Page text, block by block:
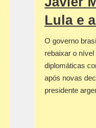
Lula e
O governo
rebaixar o
diplomáticas
após novas
presidente